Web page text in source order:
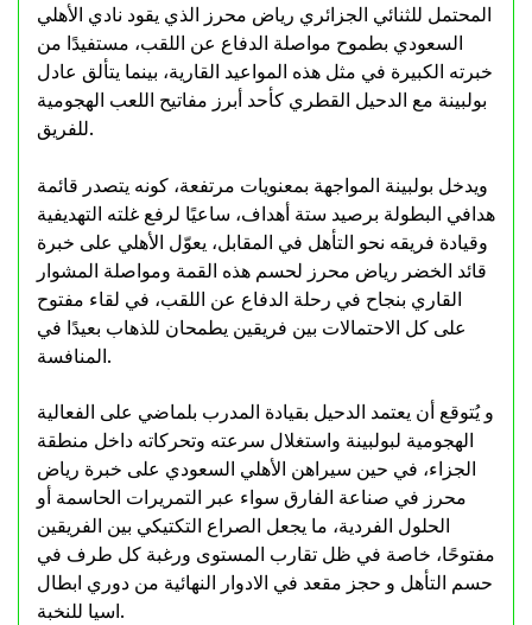
المحتمل للثنائي الجزائري رياض محرز الذي يقود نادي الأهلي
السعودي بطموح مواصلة الدفاع عن اللقب، مستفيدًا من
خبرته الكبيرة في مثل هذه المواعيد القارية، بينما يتألق عادل
بولبينة مع الدحيل القطري كأحد أبرز مفاتيح اللعب الهجومية
للفريق.
ويدخل بولبينة المواجهة بمعنويات مرتفعة، كونه يتصدر قائمة
هدافي البطولة برصيد ستة أهداف، ساعيًا لرفع غلته التهديفية
وقيادة فريقه نحو التأهل في المقابل، يعوّل الأهلي على خبرة
قائد الخضر رياض محرز لحسم هذه القمة ومواصلة المشوار
القاري بنجاح في رحلة الدفاع عن اللقب، في لقاء مفتوح
على كل الاحتمالات بين فريقين يطمحان للذهاب بعيدًا في
المنافسة.
و يُتوقع أن يعتمد الدحيل بقيادة المدرب بلماضي على الفعالية
الهجومية لبولبينة واستغلال سرعته وتحركاته داخل منطقة
الجزاء، في حين سيراهن الأهلي السعودي على خبرة رياض
محرز في صناعة الفارق سواء عبر التمريرات الحاسمة أو
الحلول الفردية، ما يجعل الصراع التكتيكي بين الفريقين
مفتوحًا، خاصة في ظل تقارب المستوى ورغبة كل طرف في
حسم التأهل و حجز مقعد في الادوار النهائية من دوري ابطال
اسيا للنخبة.